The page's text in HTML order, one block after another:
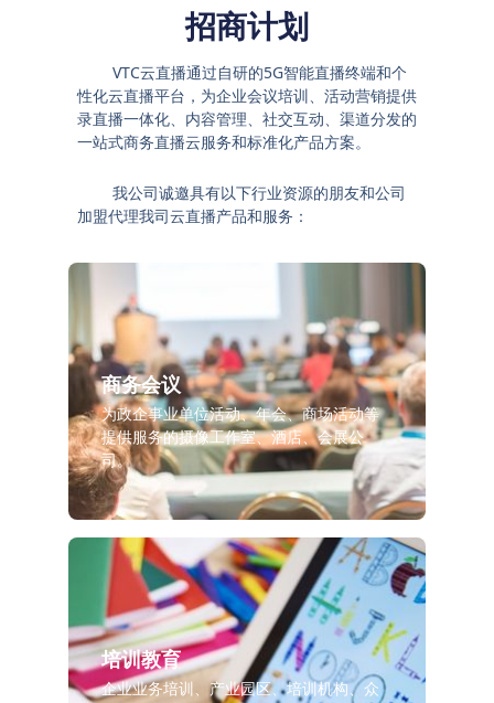
招商计划
VTC云直播通过自研的5G智能直播终端和个
性化云直播平台，为企业会议培训、活动营销提供
录直播一体化、内容管理、社交互动、渠道分发的
一站式商务直播云服务和标准化产品方案。
我公司诚邀具有以下行业资源的朋友和公司
加盟代理我司云直播产品和服务：
商务会议
为政企事业单位活动、年会、商场活动等
提供服务的摄像工作室、酒店、会展公
司。
培训教育
企业业务培训、产业园区、培训机构、众